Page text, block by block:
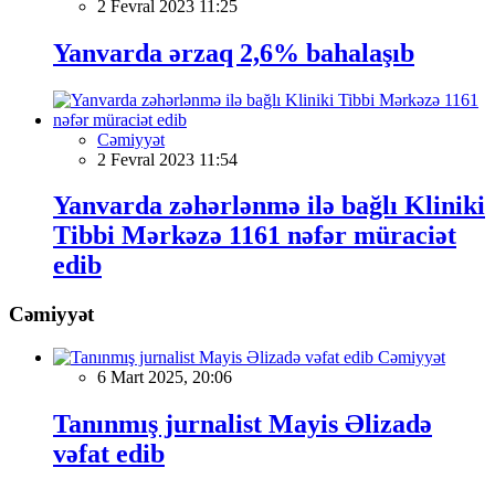
2 Fevral 2023 11:25
Yanvarda ərzaq 2,6% bahalaşıb
Cəmiyyət
2 Fevral 2023 11:54
Yanvarda zəhərlənmə ilə bağlı Kliniki
Tibbi Mərkəzə 1161 nəfər müraciət
edib
Cəmiyyət
Cəmiyyət
6 Mart 2025, 20:06
Tanınmış jurnalist Mayis Əlizadə
vəfat edib